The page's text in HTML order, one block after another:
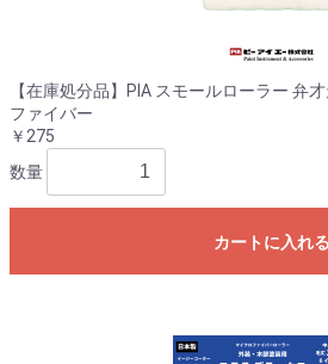
【在庫処分品】PIA スモールローラー 弁
ファイバー
￥275
数量
カートに入れる